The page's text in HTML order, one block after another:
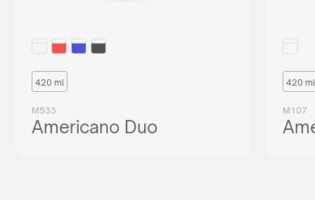
420 ml
M533
Americano Duo
420 ml
M107